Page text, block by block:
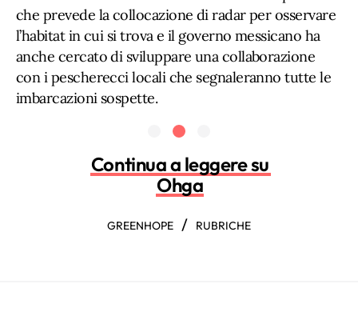
che prevede la collocazione di radar per osservare
l’habitat in cui si trova e il governo messicano ha
anche cercato di sviluppare una collaborazione
con i pescherecci locali che segnaleranno tutte le
imbarcazioni sospette.
Continua a leggere su
Ohga
GREENHOPE / RUBRICHE